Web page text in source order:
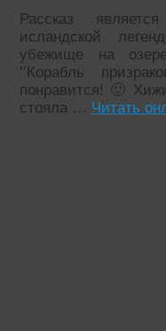
Рассказ
исландской
убежище на
’’Корабль
понравится! 🙂
стояла … Читать